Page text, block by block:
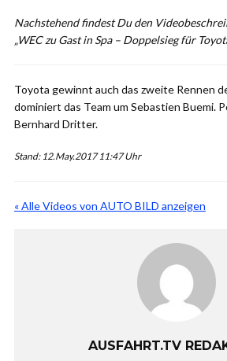
Nachstehend findest Du den
„WEC zu Gast in Spa – Doppelsieg für
Toyota gewinnt auch das zweite Rennen
dominiert das Team um Sebastien Buemi.
Bernhard Dritter.
Stand: 12.May.2017 11:47 Uhr
« Alle Videos von AUTO BILD anzeigen
AUSFAHRT.TV